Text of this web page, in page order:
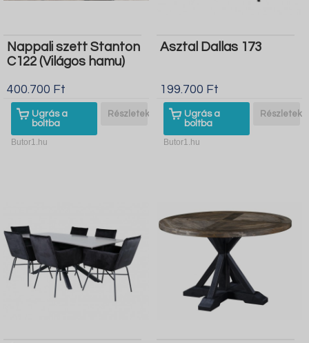
Nappali szett Stanton
C122 (Világos hamu)
400.700 Ft
Ugrás a
boltba
Részletek
Butor1.hu
Asztal Dallas 173
199.700 Ft
Ugrás a
boltba
Részletek
Butor1.hu